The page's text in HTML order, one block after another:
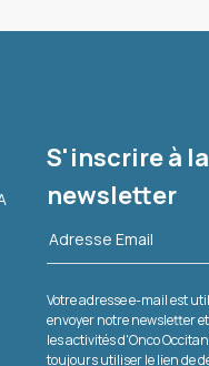
S'inscrire à la
newsletter
Votre adresse e-mail est
envoyer notre newsletter
les activités d'Onco
toujours utiliser le lien de